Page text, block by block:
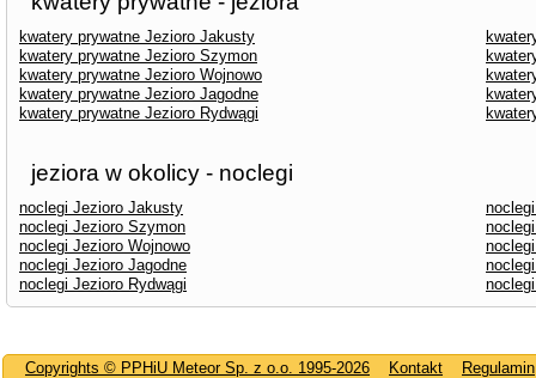
kwatery prywatne Jezioro Jakusty
kwatery prywatne Jezioro Szymon
kwatery prywatne Jezioro Wojnowo
kwatery prywatne Jezioro Jagodne
kwatery prywatne Jezioro Rydwągi
jeziora w okolicy - noclegi
noclegi Jezioro Jakusty
noclegi Jezioro Szymon
noclegi Jezioro Wojnowo
noclegi Jezioro Jagodne
noclegi Jezioro Rydwągi
Copyrights © PPHiU Meteor Sp. z o.o. 1995-2026 Kontakt Regulamin